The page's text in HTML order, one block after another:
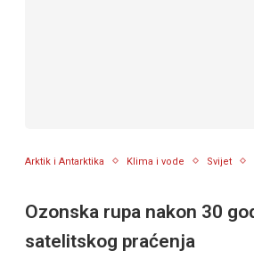
Arktik i Antarktika Klima i vode Svijet
Ozonska rupa nakon 30
satelitskog praćenja